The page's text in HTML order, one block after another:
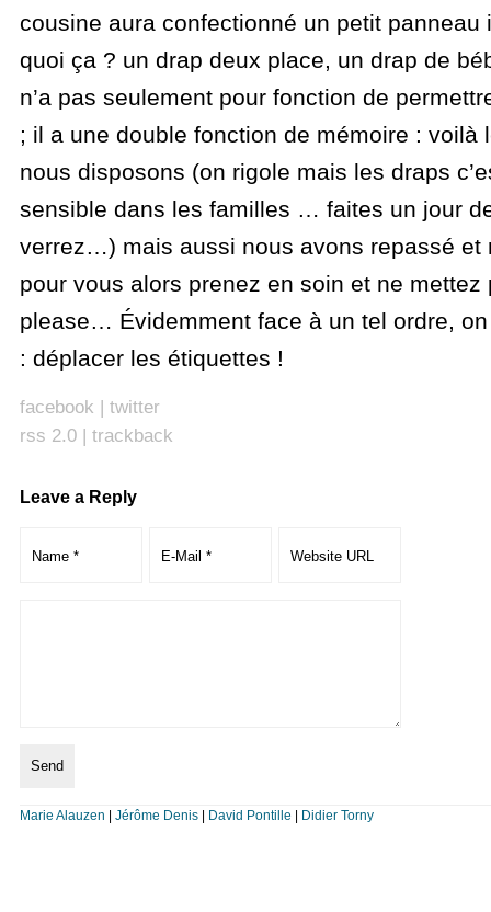
cousine aura confectionné un petit panneau
quoi ça ? un drap deux place, un drap de
n’a pas seulement pour fonction de
; il a une double fonction de mémoire : voilà
nous disposons (on rigole mais les draps
sensible dans les familles … faites un jour
verrez…) mais aussi nous avons repassé et
pour vous alors prenez en soin et ne mettez
please… Évidemment face à un tel ordre,
: déplacer les étiquettes !
facebook | twitter
rss 2.0| trackback
Leave a Reply
Marie Alauzen Jérôme Denis| David Pontille Didier Torny